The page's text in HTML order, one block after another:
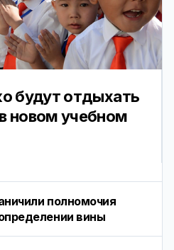
будут отдыхать
новом учебном
полномочия
вины